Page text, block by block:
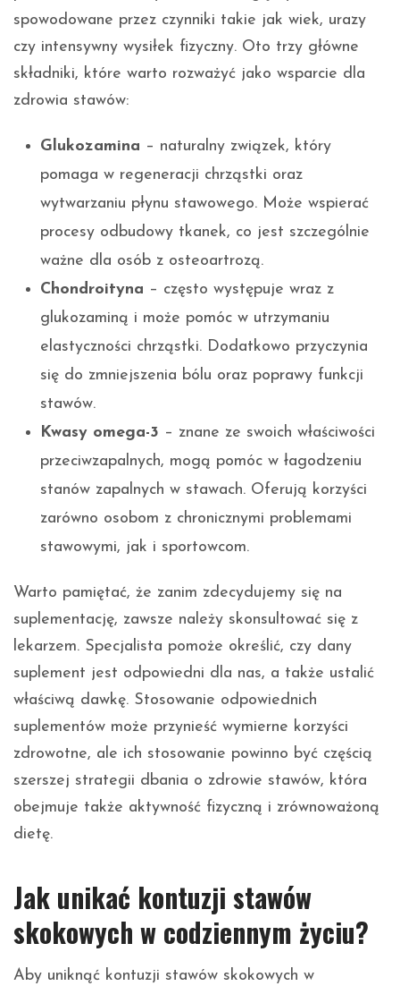
spowodowane przez czynniki takie jak wiek, urazy
czy intensywny wysiłek fizyczny. Oto trzy główne
składniki, które warto rozważyć jako wsparcie dla
zdrowia stawów:
Glukozamina – naturalny związek, który
pomaga w regeneracji chrząstki oraz
wytwarzaniu płynu stawowego. Może wspierać
procesy odbudowy tkanek, co jest szczególnie
ważne dla osób z osteoartrozą.
Chondroityna – często występuje wraz z
glukozaminą i może pomóc w utrzymaniu
elastyczności chrząstki. Dodatkowo przyczynia
się do zmniejszenia bólu oraz poprawy funkcji
stawów.
Kwasy omega-3 – znane ze swoich właściwości
przeciwzapalnych, mogą pomóc w łagodzeniu
stanów zapalnych w stawach. Oferują korzyści
zarówno osobom z chronicznymi problemami
stawowymi, jak i sportowcom.
Warto pamiętać, że zanim zdecydujemy się na
suplementację, zawsze należy skonsultować się z
lekarzem. Specjalista pomoże określić, czy dany
suplement jest odpowiedni dla nas, a także ustalić
właściwą dawkę. Stosowanie odpowiednich
suplementów może przynieść wymierne korzyści
zdrowotne, ale ich stosowanie powinno być częścią
szerszej strategii dbania o zdrowie stawów, która
obejmuje także aktywność fizyczną i zrównoważoną
dietę.
Jak unikać kontuzji stawów
skokowych w codziennym życiu?
Aby uniknąć kontuzji stawów skokowych w